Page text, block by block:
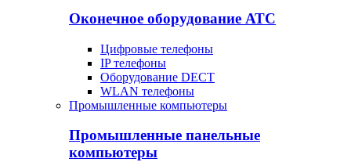
Оконечное оборудование АТС
Цифровые телефоны
IP телефоны
Оборудование DECT
WLAN телефоны
Промышленные компьютеры
Промышленные панельные
компьютеры